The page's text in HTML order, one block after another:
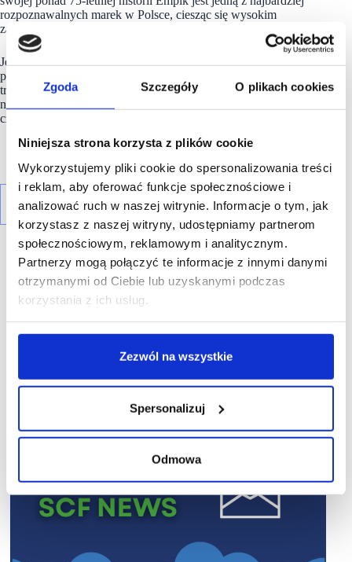
Zgoda Szczegóły O plikach cookies
Niniejsza strona korzysta z plików cookie
Wykorzystujemy pliki cookie do spersonalizowania treści
i reklam, aby oferować funkcje społecznościowe i
analizować ruch w naszej witrynie. Informacje o tym, jak
korzystasz z naszej witryny, udostępniamy partnerom
społecznościowym, reklamowym i analitycznym.
Partnerzy mogą połączyć te informacje z innymi danymi
otrzymanymi od Ciebie lub uzyskanymi podczas
korzystania z ich usług.
Zezwól na wszystkie
Spersonalizuj
Odmowa
rozpoznawalnych marek w Polsce, ciesząc się wysokim
zaufaniem konsumentów.
Jednocześnie grupa
poprzez ekosystem usług, oferując m.in. dostęp do cyfrowych
treści – audiobooki, ebooki, podcasty (Empik Go), bilety
na wydarzenia kulturalne i rozrywkowe (Going., Empik Bilety)
czy działalność wydawniczą i dystrybucyjną.
R E K L A M A